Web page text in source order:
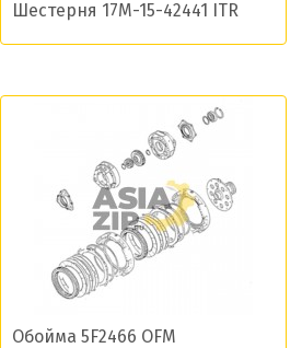
Шестерня 17M-15-42441 ITR
Обойма 5F2466 OFM